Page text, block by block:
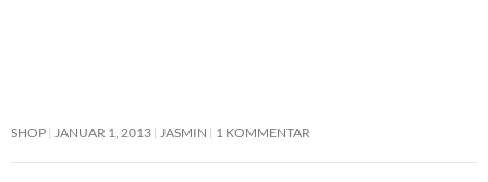
SHOP JANUAR 1, 2013 JASMIN 1 KOMMENTAR